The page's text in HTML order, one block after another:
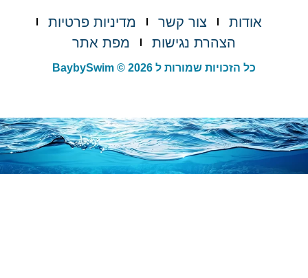
אודות צור קשר
מדיניות פרטיות
הצהרת נגישות
מפת אתר
כל הזכויות שמורות ל BaybySwim © 2026